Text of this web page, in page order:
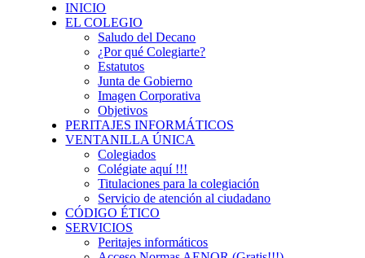
INICIO
EL COLEGIO
Saludo del Decano
¿Por qué Colegiarte?
Estatutos
Junta de Gobierno
Imagen Corporativa
Objetivos
PERITAJES INFORMÁTICOS
VENTANILLA ÚNICA
Colegiados
Colégiate aquí !!!
Titulaciones para la colegiación
Servicio de atención al ciudadano
CÓDIGO ÉTICO
SERVICIOS
Peritajes informáticos